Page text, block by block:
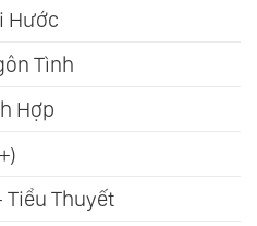
Hước
Tình
Hợp
Tiểu Thuyết